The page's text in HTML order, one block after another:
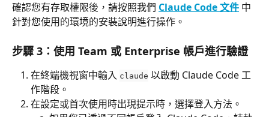
確認您有存取權限後，請按照我們 Claude Code 文件 中
針對您使用的環境的安裝說明進行操作。
步驟 3：使用 Team 或 Enterprise 帳戶進行驗證
在終端機視窗中輸入 claude 以啟動 Claude Code 工
作階段。
在設定或首次使用時出現提示時，選擇登入方法。